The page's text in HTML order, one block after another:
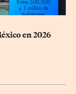
en 2026